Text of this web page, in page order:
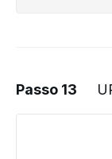
Passo 13